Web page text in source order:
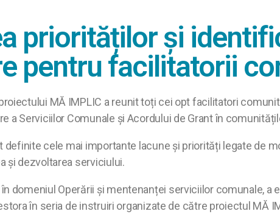
priorităților și
pentru facilitatorii
MĂ IMPLIC a reunit toți cei opt facilitatori
a Serviciilor Comunale și Acordului de Grant în
definite cele mai importante lacune și priorități legate de
și dezvoltarea serviciului.
domeniul Operării și mentenanței serviciilor comunale,
în seria de instruiri organizate de către proiectul MĂ